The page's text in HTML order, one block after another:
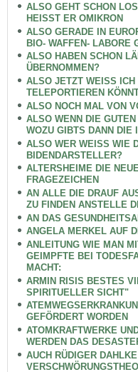
ALSO GEHT SCHON
HEISST ER OMIKRON
ALSO GERADE IN
BIO- WAFFEN- LABORE
ALSO HABEN SCHON
ÜBERNOMMEN?
ALSO JETZT WEISS ICH
TELEPORTIEREN
ALSO NOCH MAL VON
ALSO WENN DIE
WOZU GIBTS DANN DIE
ALSO WER WEISS WIE
BIDENDARSTELLER?
ALTERSHEIME DIE
FRAGEZEICHEN
AN ALLE DIE DRAUF
ZU FINDEN ANSTELLE
AN DAS
ANGELA MERKEL AUF
ANLEITUNG WIE MAN
GEIMPFTE BEI
MACHT:
ARMIN RISIS BESTES
SPIRITUELLER SICHT"
GEFÖRDERT WORDEN
ATOMKRAFTWERKE
WERDEN DAS
AUCH RÜDIGER